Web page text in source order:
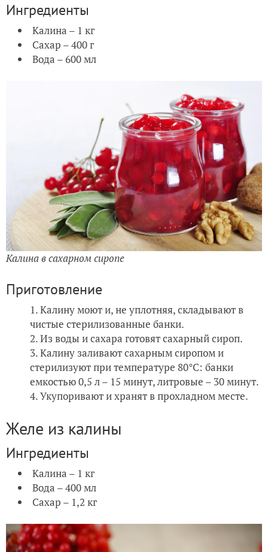
Ингредиенты
Калина – 1 кг
Сахар – 400 г
Вода – 600 мл
Калина в сахарном сиропе
Приготовление
Калину моют и, не уплотняя, складывают в
чистые стерилизованные банки.
Из воды и сахара готовят сахарный сироп.
Калину заливают сахарным сиропом и
стерилизуют при температуре 80°С: банки
емкостью 0,5 л – 15 минут, литровые – 30 минут.
Укупоривают и хранят в прохладном месте.
Желе из калины
Ингредиенты
Калина – 1 кг
Вода – 400 мл
Сахар – 1,2 кг